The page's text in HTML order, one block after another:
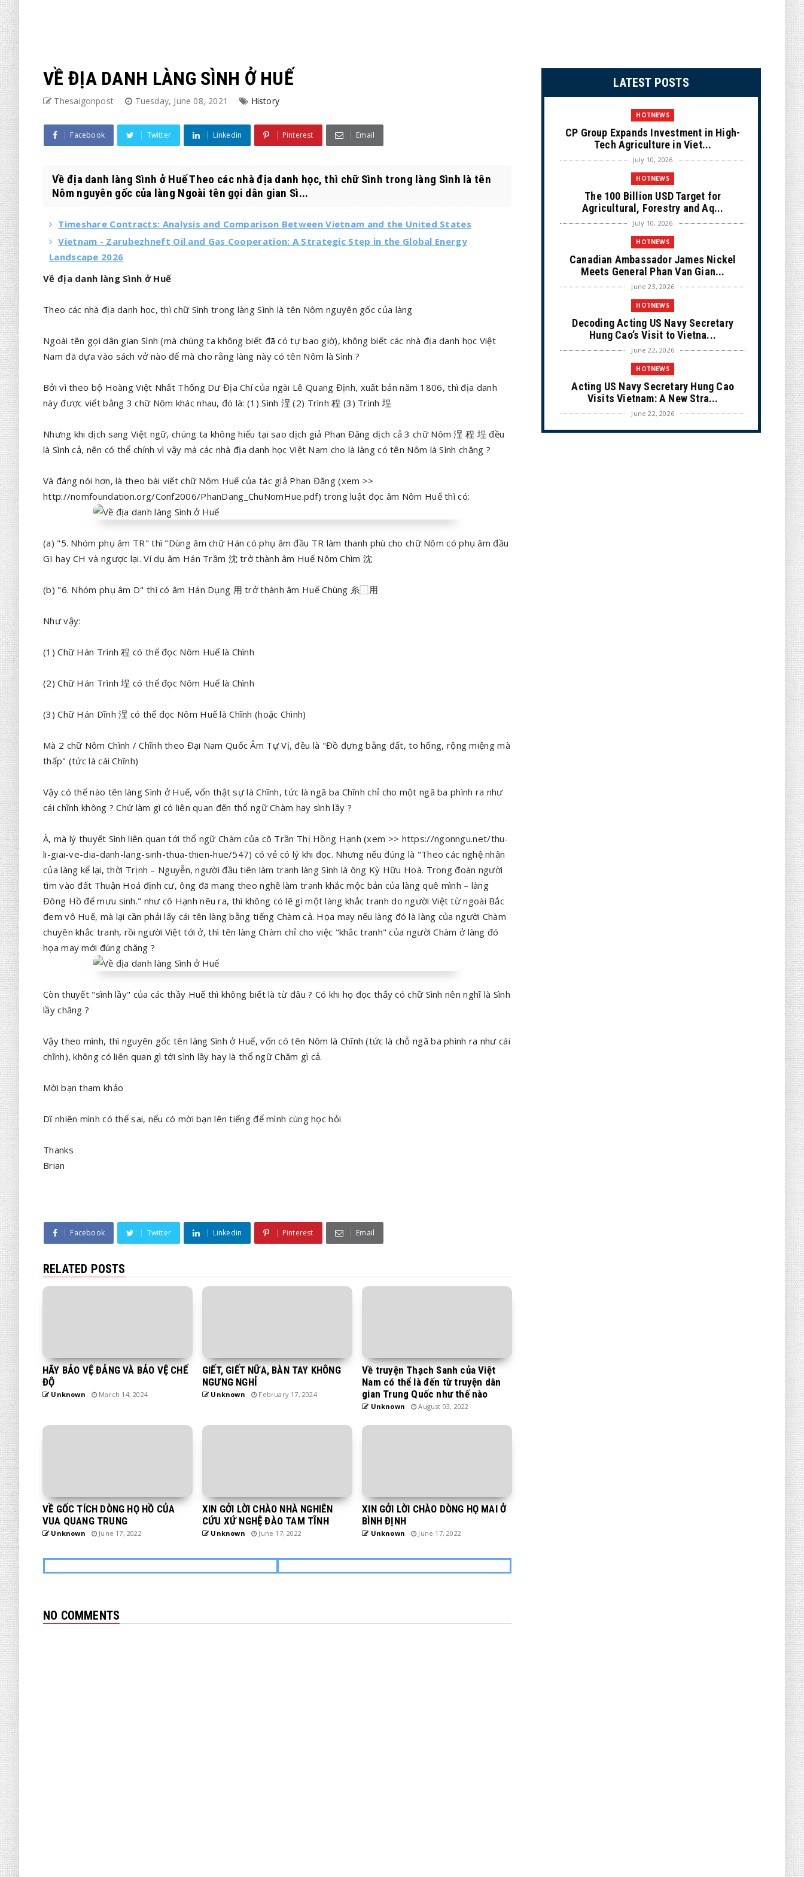
VỀ ĐỊA DANH LÀNG SÌNH Ở HUẾ
Thesaigonpost Tuesday, June 08, 2021 History
Facebook Twitter Linkedin Pinterest Email
Về địa danh làng Sình ở Huế Theo các nhà địa danh học, thì chữ Sình trong làng Sình là tên
Nôm nguyên gốc của làng Ngoài tên gọi dân gian Sì...
Timeshare Contracts: Analysis and Comparison Between Vietnam and the United States
Vietnam - Zarubezhneft Oil and Gas Cooperation: A Strategic Step in the Global Energy
Landscape 2026
Về địa danh làng Sình ở Huế
Theo các nhà địa danh học, thì chữ Sình trong làng Sình là tên Nôm nguyên gốc của làng
Ngoài tên gọi dân gian Sình (mà chúng ta không biết đã có tự bao giờ), không biết các nhà địa danh học Việt
Nam đã dựa vào sách vở nào để mà cho rằng làng này có tên Nôm là Sình ?
Bởi vì theo bộ Hoàng Việt Nhất Thống Dư Địa Chí của ngài Lê Quang Định, xuất bản năm 1806, thì địa danh
này được viết bằng 3 chữ Nôm khác nhau, đó là: (1) Sình 浧 (2) Trình 程 (3) Trình 埕
Nhưng khi dịch sang Việt ngữ, chúng ta không hiểu tại sao dịch giả Phan Đăng dịch cả 3 chữ Nôm 浧 程 埕 đều
là Sình cả, nên có thể chính vì vậy mà các nhà địa danh học Việt Nam cho là làng có tên Nôm là Sình chăng ?
Và đáng nói hơn, là theo bài viết chữ Nôm Huế của tác giả Phan Đăng (xem >>
http://nomfoundation.org/Conf2006/PhanDang_ChuNomHue.pdf) trong luật đọc âm Nôm Huế thì có:
(a) "5. Nhóm phụ âm TR" thì "Dùng âm chữ Hán có phụ âm đầu TR làm thanh phù cho chữ Nôm có phụ âm đầu
GI hay CH và ngược lại. Ví dụ âm Hán Trầm 沈 trở thành âm Huế Nôm Chìm 沈
(b) "6. Nhóm phụ âm D" thì có âm Hán Dụng 用 trở thành âm Huế Chùng 糸⿰用
Như vậy:
(1) Chữ Hán Trình 程 có thể đọc Nôm Huế là Chình
(2) Chữ Hán Trình 埕 có thể đọc Nôm Huế là Chình
(3) Chữ Hán Dĩnh 浧 có thể đọc Nôm Huế là Chĩnh (hoặc Chình)
Mà 2 chữ Nôm Chình / Chĩnh theo Đại Nam Quốc Âm Tự Vị, đều là "Đồ đựng bằng đất, to hống, rộng miệng mà
thấp" (tức là cái Chĩnh)
Vậy có thể nào tên làng Sình ở Huế, vốn thật sự là Chĩnh, tức là ngã ba Chĩnh chỉ cho một ngã ba phình ra như
cái chĩnh không ? Chứ làm gì có liên quan đến thổ ngữ Chàm hay sình lầy ?
À, mà lý thuyết Sình liên quan tới thổ ngữ Chàm của cô Trần Thị Hồng Hạnh (xem >> https://ngonngu.net/thu-
li-giai-ve-dia-danh-lang-sinh-thua-thien-hue/547) có vẻ có lý khi đọc. Nhưng nếu đúng là "Theo các nghệ nhân
của làng kể lại, thời Trịnh – Nguyễn, người đầu tiên làm tranh làng Sình là ông Kỳ Hữu Hoà. Trong đoàn người
tìm vào đất Thuận Hoá định cư, ông đã mang theo nghề làm tranh khắc mộc bản của làng quê mình – làng
Đông Hồ để mưu sinh." như cô Hạnh nêu ra, thì không có lẽ gì một làng khắc tranh do người Việt từ ngoài Bắc
đem vô Huế, mà lại cần phải lấy cái tên làng bằng tiếng Chàm cả. Họa may nếu làng đó là làng của người Chàm
chuyên khắc tranh, rồi người Việt tới ở, thì tên làng Chàm chỉ cho việc "khắc tranh" của người Chàm ở làng đó
họa may mới đúng chăng ?
Còn thuyết "sình lầy" của các thầy Huế thì không biết là từ đâu ? Có khi họ đọc thấy có chữ Sình nên nghĩ là Sình
lầy chăng ?
Vậy theo mình, thì nguyên gốc tên làng Sình ở Huế, vốn có tên Nôm là Chĩnh (tức là chỗ ngã ba phình ra như cái
chĩnh), không có liên quan gì tới sình lầy hay là thổ ngữ Chăm gì cả.
Mời bạn tham khảo
Dĩ nhiên mình có thể sai, nếu có mời bạn lên tiếng để mình cùng học hỏi
Thanks
Brian
Facebook Twitter Linkedin Pinterest Email
RELATED POSTS
HÃY BẢO VỆ ĐẢNG VÀ BẢO VỆ CHẾ
ĐỘ
Unknown March 14, 2024
GIẾT, GIẾT NỮA, BÀN TAY KHÔNG
NGƯNG NGHỈ
Unknown February 17, 2024
Về truyện Thạch Sanh của Việt
Nam có thể là đến từ truyện dân
gian Trung Quốc như thế nào
Unknown August 03, 2022
VỀ GỐC TÍCH DÒNG HỌ HỒ CỦA
VUA QUANG TRUNG
Unknown June 17, 2022
XIN GỞI LỜI CHÀO NHÀ NGHIÊN
CỨU XỨ NGHỆ ĐÀO TAM TĨNH
Unknown June 17, 2022
XIN GỞI LỜI CHÀO DÒNG HỌ MAI Ở
BÌNH ĐỊNH
Unknown June 17, 2022
NO COMMENTS
LATEST POSTS
HOTNEWS
CP Group Expands Investment in High-
Tech Agriculture in Viet...
July 10, 2026
HOTNEWS
The 100 Billion USD Target for
Agricultural, Forestry and Aq...
July 10, 2026
HOTNEWS
Canadian Ambassador James Nickel
Meets General Phan Van Gian...
June 23, 2026
HOTNEWS
Decoding Acting US Navy Secretary
Hung Cao’s Visit to Vietna...
June 22, 2026
HOTNEWS
Acting US Navy Secretary Hung Cao
Visits Vietnam: A New Stra...
June 22, 2026
CULTURE